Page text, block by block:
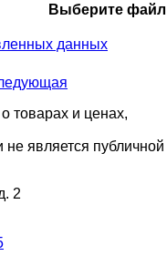
Выберите файл
данных
товарах и ценах,
является публичной
2